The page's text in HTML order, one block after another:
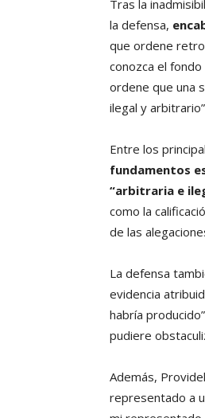
Tras la
la defensa,
que ordene
conozca el
ordene que una
ilegal y
Entre los
fundamentos
“arbitraria e
como la
de las
La defensa
evidencia
habría
pudiere
Además,
representado a